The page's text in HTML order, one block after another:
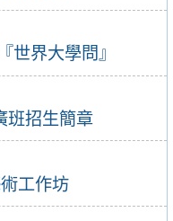
世界大學問』
班招生簡章
工作坊